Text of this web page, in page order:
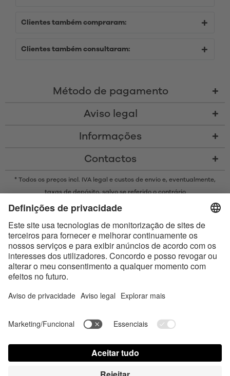
Clientes também compraram:
Clientes também consultaram:
Método de pagamento
Aviso legal
Informações
Contactos
* Todos os preços incl. IVA legal e custos de envio e, eventualmente,
taxas de depósito, salvo se referido o contrário
* A marca Bluetooth® e os logótipos são marcas registadas da
Satisfyer GmbH está sujeito a licença.
Apple, o logótipo da Apple e Apple Watch são marcas comerciais da
Apple Inc. O Google Play e o logótipo do Google Play são marcas
comerciais da Google LLC.